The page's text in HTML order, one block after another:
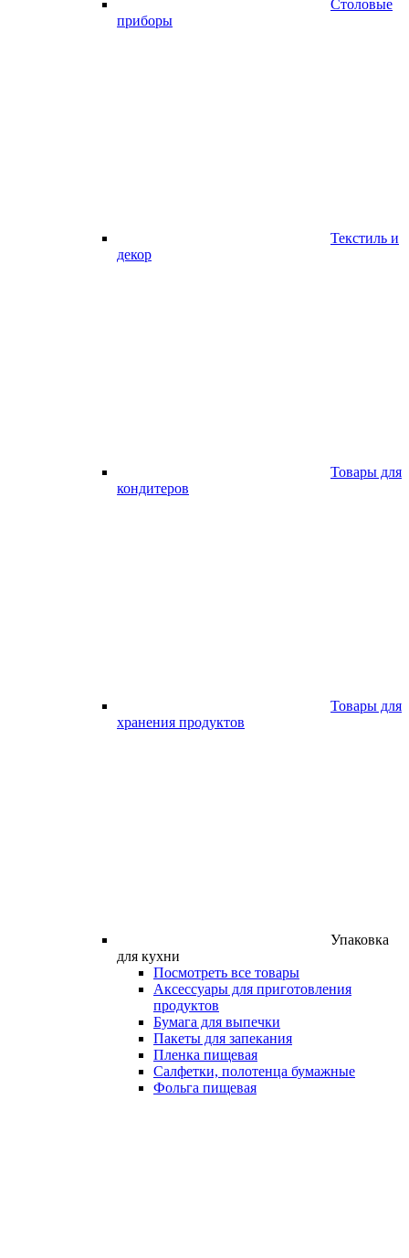
Столовые
приборы
Текстиль и
декор
Товары для
кондитеров
Товары для
хранения продуктов
Упаковка
для кухни
Посмотреть все товары
Аксессуары для приготовления
продуктов
Бумага для выпечки
Пакеты для запекания
Пленка пищевая
Салфетки, полотенца бумажные
Фольга пищевая